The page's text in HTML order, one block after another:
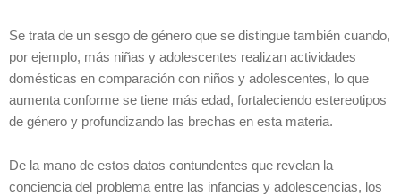
Se trata de un sesgo de género que se distingue también cuando,
por ejemplo, más niñas y adolescentes realizan actividades
domésticas en comparación con niños y adolescentes, lo que
aumenta conforme se tiene más edad, fortaleciendo estereotipos
de género y profundizando las brechas en esta materia.
De la mano de estos datos contundentes que revelan la
conciencia del problema entre las infancias y adolescencias, los